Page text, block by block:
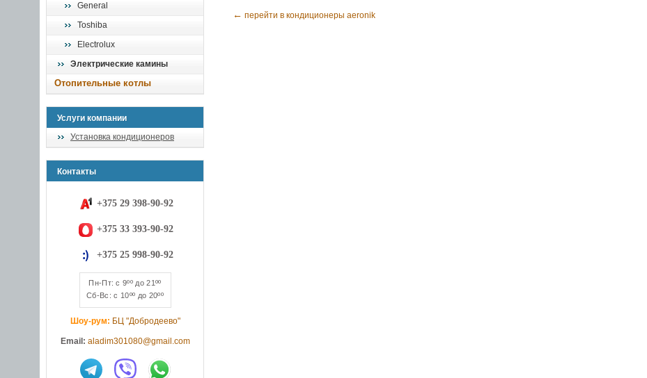
General
Toshiba
Electrolux
Электрические камины
Отопительные котлы
Услуги компании
Установка кондиционеров
Контакты
+375 29 398-90-92
+375 33 393-90-92
+375 25 998-90-92
Пн-Пт: с 9ºº до 21ºº
Сб-Вс: с 10ºº до 20ºº
Шоу-рум: БЦ "Добродеево"
Email: aladim301080@gmail.com
← перейти в кондиционеры aeronik